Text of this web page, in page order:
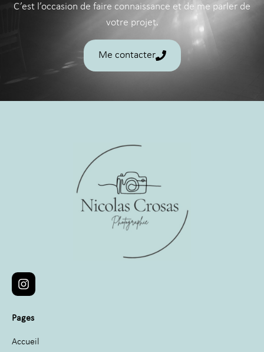
C’est l’occasion de faire connaissance et de me parler de
votre projet.
Me contacter
Pages
Accueil